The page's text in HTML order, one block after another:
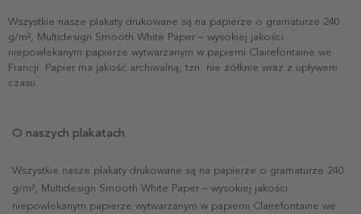
Wszystkie nasze plakaty drukowane są na papierze o gramaturze 240
g/m², Multidesign Smooth White Paper – wysokiej jakości
niepowlekanym papierze wytwarzanym w papierni Clairefontaine we
Francji. Papier ma jakość archiwalną, tzn. nie żółknie wraz z upływem
czasu.
O naszych plakatach
Wszystkie nasze plakaty drukowane są na papierze o gramaturze 240
g/m², Multidesign Smooth White Paper – wysokiej jakości
niepowlekanym papierze wytwarzanym w papierni Clairefontaine we